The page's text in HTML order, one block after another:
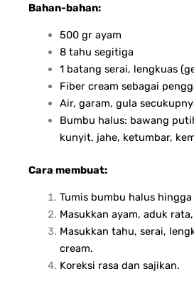
Bahan-bahan:
500 gr ayam
8 tahu segitiga
1 batang serai, lengkuas
Fiber cream sebagai
Air, garam, gula
Bumbu halus: bawang
kunyit, jahe, ketumbar,
Cara membuat:
Tumis bumbu halus
Masukkan ayam, aduk
Masukkan tahu, serai,
cream.
Koreksi rasa dan sajikan.